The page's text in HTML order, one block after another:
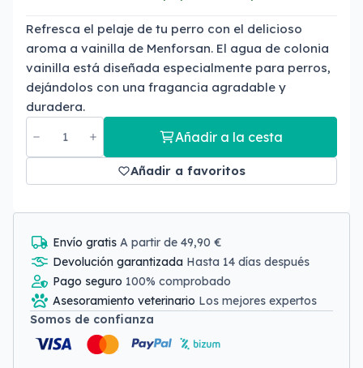
Refresca el pelaje de tu perro con el delicioso
aroma a vainilla de Menforsan. El agua de colonia
vainilla está diseñada especialmente para perros,
dejándolos con una fragancia agradable y
duradera.
Añadir a la cesta
Añadir a favoritos
Envío gratis A partir de 49,90 €
Devolución garantizada Hasta 14 días después
Pago seguro 100% comprobado
Asesoramiento veterinario Los mejores expertos
Somos de confianza